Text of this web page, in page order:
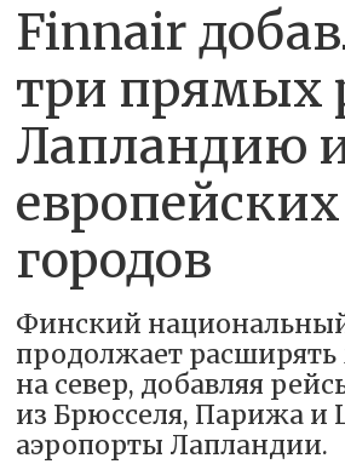
Finnair
три прямых
Лапландию
европейских
городов
Финский
продолжает
на север, добавляя
из Брюсселя, Парижа и
аэропорты Лапландии.